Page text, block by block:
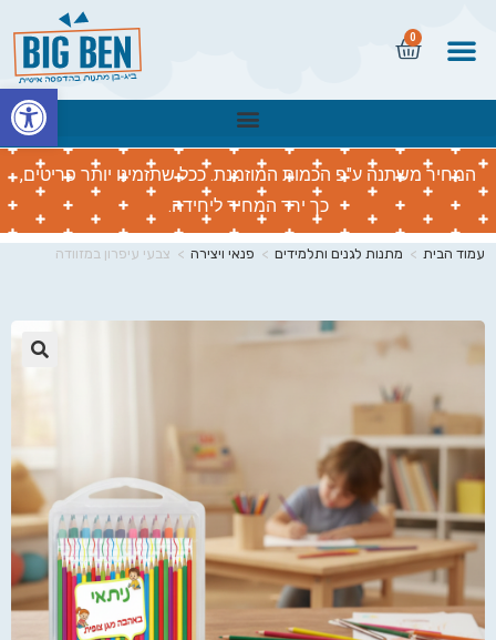
0
המחיר משתנה ע"פ הכמות המוזמנת. ככל שתזמינו יותר פריטים,
כך ירד המחיר ליחידה.
עמוד הבית > מתנות לגנים ותלמידים > פנאי ויצירה > צבעי עיפרון במזוודה